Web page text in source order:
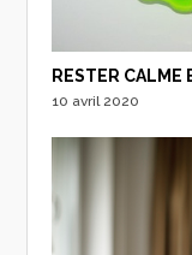
RESTER CALME
10 avril 2020